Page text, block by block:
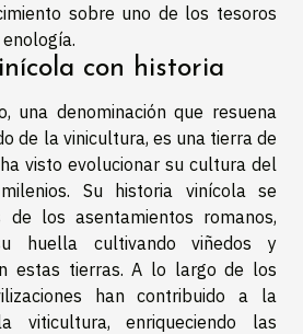
sobre uno de los tesoros
con historia
una denominación que resuena
de la vinicultura, es una tierra de
visto evolucionar su cultura del
Su historia vinícola se
los asentamientos romanos,
huella cultivando viñedos y
estas tierras. A lo largo de los
han contribuido a la
viticultura, enriqueciendo las